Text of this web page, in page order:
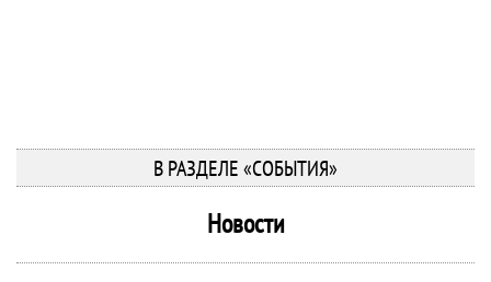
В РАЗДЕЛЕ «СОБЫТИЯ»
Новости